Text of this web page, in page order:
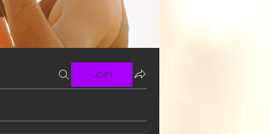
Join